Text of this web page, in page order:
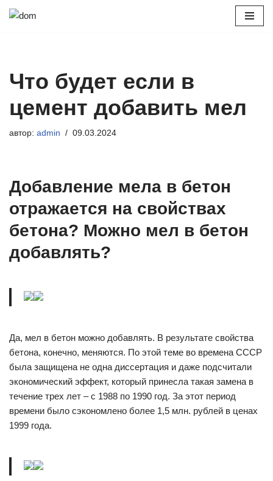
Что будет если в
цемент добавить мел
автор: admin 09.03.2024
Добавление мела в бетон
отражается на свойствах
бетона? Можно мел в бетон
добавлять?
Да, мел в бетон можно добавлять. В результате свойства
бетона, конечно, меняются. По этой теме во времена СССР
была защищена не одна диссертация и даже подсчитали
экономический эффект, который принесла такая замена в
течение трех лет – с 1988 по 1990 год. За этот период
времени было сэкономлено более 1,5 млн. рублей в ценах
1999 года.